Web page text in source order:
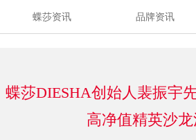
蝶莎资讯 品牌资讯
蝶莎DIESHA创始人裴振宇
高净值精英沙